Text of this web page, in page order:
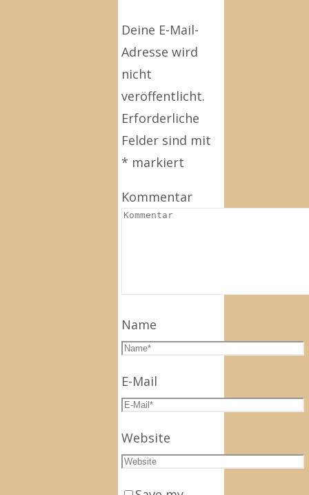
Deine E-Mail-
Adresse wird
nicht
veröffentlicht.
Erforderliche
Felder sind mit
* markiert
Kommentar
Name
E-Mail
Website